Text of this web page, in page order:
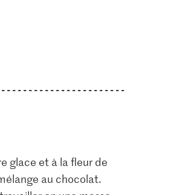
glace et à la fleur de
au chocolat.